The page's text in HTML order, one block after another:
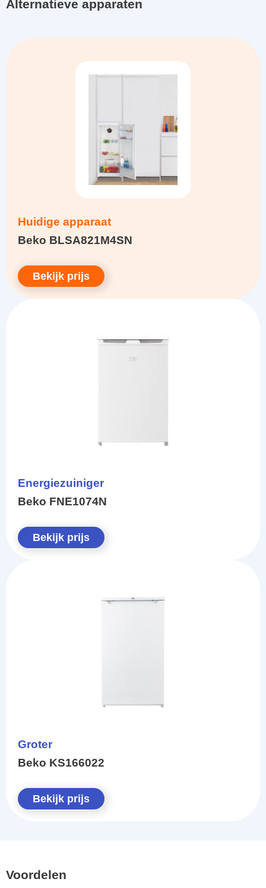
Alternatieve apparaten
Huidige apparaat
Beko BLSA821M4SN
Bekijk prijs
Energiezuiniger
Beko FNE1074N
Bekijk prijs
Groter
Beko KS166022
Bekijk prijs
Voordelen